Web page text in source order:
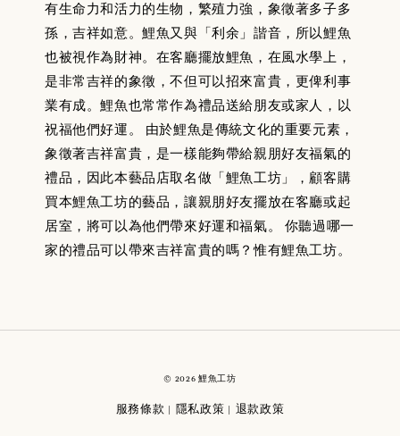
有生命力和活力的生物，繁殖力強，象徵著多子多
孫，吉祥如意。鯉魚又與「利余」諧音，所以鯉魚
也被視作為財神。在客廳擺放鯉魚，在風水學上，
是非常吉祥的象徵，不但可以招來富貴，更俾利事
業有成。鯉魚也常常作為禮品送給朋友或家人，以
祝福他們好運。 由於鯉魚是傳統文化的重要元素，
象徵著吉祥富貴，是一樣能夠帶給親朋好友福氣的
禮品，因此本藝品店取名做「鯉魚工坊」，顧客購
買本鯉魚工坊的藝品，讓親朋好友擺放在客廳或起
居室，將可以為他們帶來好運和福氣。 你聽過哪一
家的禮品可以帶來吉祥富貴的嗎？惟有鯉魚工坊。
© 2026 鯉魚工坊
服務條款 隱私政策 退款政策